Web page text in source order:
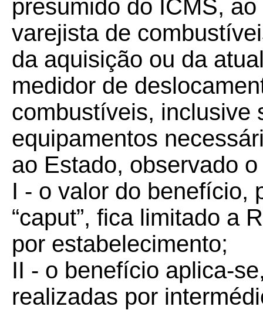
presumido do ICMS,
varejista de
da aquisição ou da
medidor de
combustíveis, inclusive
equipamentos
ao Estado, observado
I - o valor do benefício,
“caput”, fica limitado a
por estabelecimento;
II - o benefício aplica-
realizadas por